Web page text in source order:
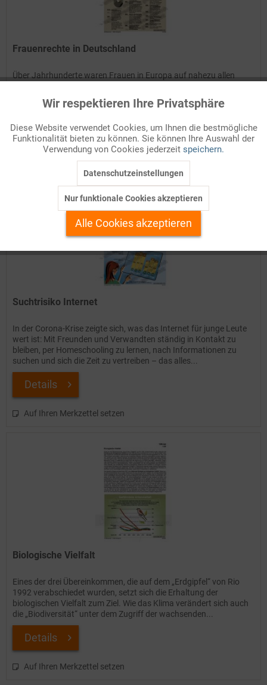
Frauenrechte in Deutschland
Über Jahrhunderte waren Frauen in Europa auf nahezu allen
der vom Menschenrechtsideal der Aufklärung geprägten
europäischen Revolutionen begann der politische Kampf der...
Details
Auf Ihren Merkzettel setzen
Suchtrisiko Internet
In der Corona-Krise zeigte sich, was das Internet für junge Leute
wert ist: Mit Freunden und Verwandten ständig in Kontakt zu
bleiben, per Homeschooling zu lernen, nach Informationen zu
suchen und sich die Zeit zu vertreiben – das alles...
Details
Auf Ihren Merkzettel setzen
Biologische Vielfalt
Eines der drei Übereinkommen, die auf dem „Erdgipfel“ von Rio
1992 verabschiedet wurden, setzt sich die Erhaltung der
biologischen Vielfalt zum Ziel. Wie das Klima verändert sich auch
die „Biodiversität“ unter dem Zugriff der wachsenden...
Details
Auf Ihren Merkzettel setzen
Funktionale Aktiv
Marketing Inaktiv
Personalisierung Inaktiv
Service
Wir respektieren Ihre Privatsphäre
Diese Website verwendet Cookies, um Ihnen die bestmögliche
Funktionalität bieten zu können. Sie können Ihre Auswahl der
Verwendung von Cookies jederzeit speichern.
Datenschutzeinstellungen
Nur funktionale Cookies akzeptieren
Alle Cookies akzeptieren